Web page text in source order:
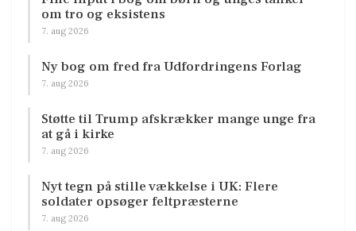
om tro og eksistens
7. aug 2026
Ny bog om fred fra Udfordringens Forlag
7. aug 2026
Støtte til Trump afskrækker mange unge fra
at gå i kirke
7. aug 2026
Nyt tegn på stille vækkelse i UK: Flere
soldater opsøger feltpræsterne
7. aug 2026